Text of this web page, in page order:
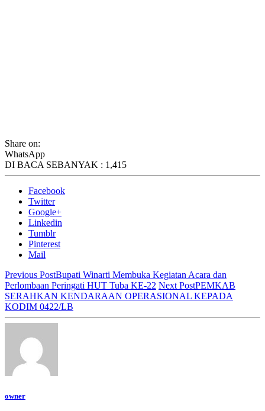
Share on:
WhatsApp
DI BACA SEBANYAK : 1,415
Facebook
Twitter
Google+
Linkedin
Tumblr
Pinterest
Mail
Previous PostBupati Winarti Membuka Kegiatan Acara dan
Perlombaan Peringati HUT Tuba KE-22 Next PostPEMKAB
SERAHKAN KENDARAAN OPERASIONAL KEPADA
KODIM 0422/LB
owner